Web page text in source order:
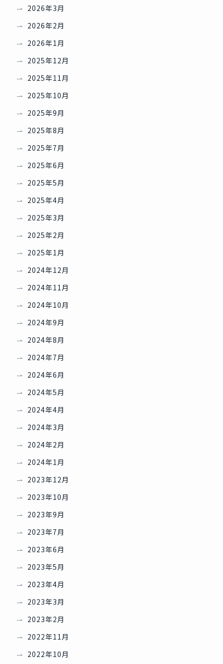
2026年3月
2026年2月
2026年1月
2025年12月
2025年11月
2025年10月
2025年9月
2025年8月
2025年7月
2025年6月
2025年5月
2025年4月
2025年3月
2025年2月
2025年1月
2024年12月
2024年11月
2024年10月
2024年9月
2024年8月
2024年7月
2024年6月
2024年5月
2024年4月
2024年3月
2024年2月
2024年1月
2023年12月
2023年10月
2023年9月
2023年7月
2023年6月
2023年5月
2023年4月
2023年3月
2023年2月
2022年11月
2022年10月